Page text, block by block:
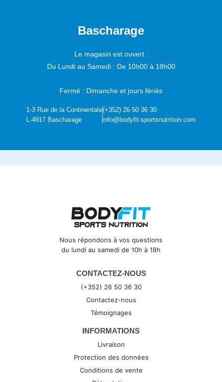
Bascharage
Le magasin est ouvert :
Du Lundi au Samedi : De 10h00 à 18h00
Fermé : Dimanche et jours fériés
1-3 Rue de la Continentale
L-4917 Bascharage
(+352) 26 50 36 30
info@bodyfit-sportsnutrition.com
Nous répondons à vos questions
du lundi au samedi de 10h à 18h
CONTACTEZ-NOUS
(+352) 26 50 36 30
Contactez-nous
Témoignages
INFORMATIONS
Livraison
Protection des données
Conditions de vente